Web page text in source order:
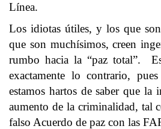
Línea.
Los idiotas útiles, y los que
que son muchísimos, creen
rumbo hacia la “paz total”.
exactamente lo contrario,
estamos hartos de saber que la
aumento de la criminalidad, tal
falso Acuerdo de paz con las